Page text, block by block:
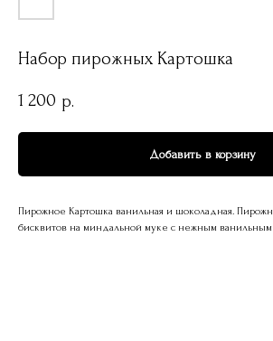
Набор пирожных Картошка
1 200 р.
Добавить в корзину
Пирожное Картошка ванильная и шоколадная.
бисквитов на миндальной муке с нежным